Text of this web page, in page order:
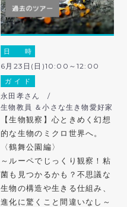
日 時
6月23日(日)10:00～12:00
ガ イ ド
永田孝さん /
生物教員 ＆小さな生き物愛好家
【生物観察】心ときめく幻想
的な生物のミクロ世界へ。
〈鶴舞公園編〉
～ルーペでじっくり観察！粘
菌も見つかるかも？不思議な
生物の構造や生きる仕組み、
進化に驚くこと間違いなし～